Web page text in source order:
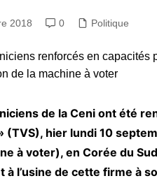
2018 0 Politique
de la Ceni ont été
(TVS), hier lundi 10
à voter), en Corée du
l’usine de cette firme à